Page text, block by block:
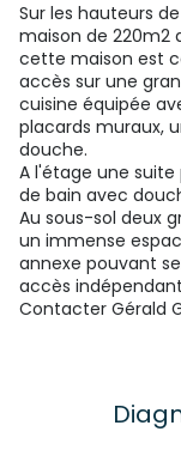
Sur les hauteurs
maison de 220m2
cette maison est
accès sur une
cuisine équipée
placards muraux,
douche.
A l'étage une
de bain avec
Au sous-sol deux
un immense
annexe pouvant
accès
Contacter Gérald